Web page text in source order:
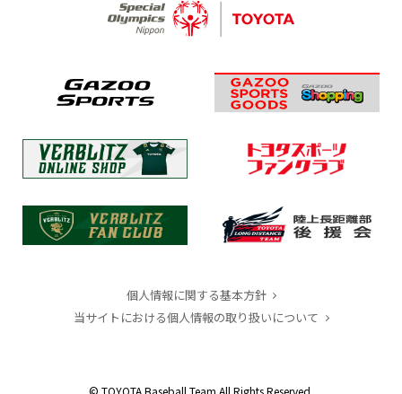
個人情報に関する基本方針
当サイトにおける個人情報の取り扱いについて